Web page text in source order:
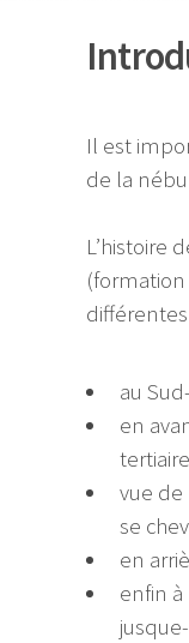
Il est
de la
L’histoire
au
en
vue de
se
en
enfin